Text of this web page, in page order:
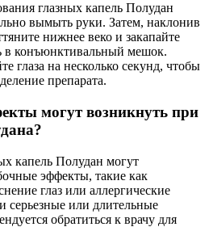
глазных капель Полудан
вымыть руки. Затем, наклонив
нижнее веко и закапайте
в конъюнктивальный мешок.
глаза на несколько секунд, чтобы
препарата.
могут возникнуть при
капель Полудан могут
эффекты, такие как
глаз или аллергические
серьезные или длительные
обратиться к врачу для